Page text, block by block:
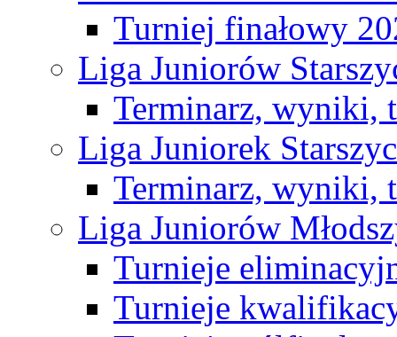
Turniej finałowy
Liga Juniorów
Terminarz, wyniki,
Liga Juniorek
Terminarz, wyniki,
Liga Juniorów
Turnieje
Turnieje